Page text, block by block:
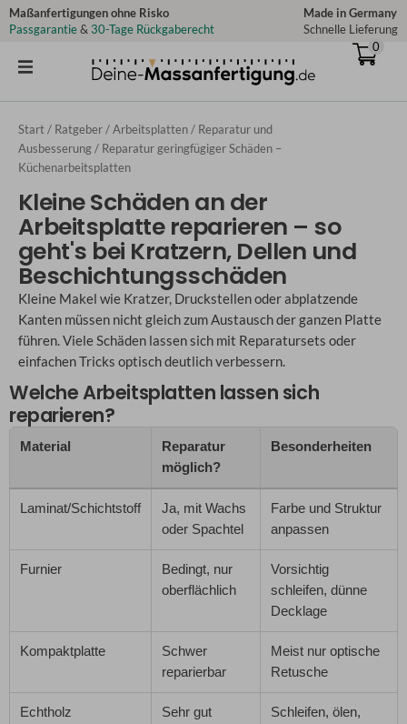
Zum
Inhalt
Maßanfertigungen ohne Risko
Passgarantie& 30-Tage Rückgaberecht
Made in Germany
Schnelle Lieferung
0
Start/ Ratgeber/Arbeitsplatten/ Reparatur und
Ausbesserung/ Reparatur geringfügiger Schäden –
Küchenarbeitsplatten
Kleine Schäden an der
Arbeitsplatte reparieren – so
geht's bei Kratzern, Dellen und
Beschichtungsschäden
Kleine Makel wie Kratzer, Druckstellen oder abplatzende
Kanten müssen nicht gleich zum Austausch der ganzen Platte
führen. Viele Schäden lassen sich mit Reparatursets oder
einfachen Tricks optisch deutlich verbessern.
Welche Arbeitsplatten lassen sich
reparieren?
Material
Reparatur
möglich?
Besonderheiten
Laminat/Schichtstoff
Ja, mit Wachs
oder Spachtel
Farbe und Struktur
anpassen
Furnier
Bedingt, nur
oberflächlich
Vorsichtig
schleifen, dünne
Decklage
Kompaktplatte
Schwer
reparierbar
Meist nur optische
Retusche
Echtholz
Sehr gut
Schleifen, ölen,